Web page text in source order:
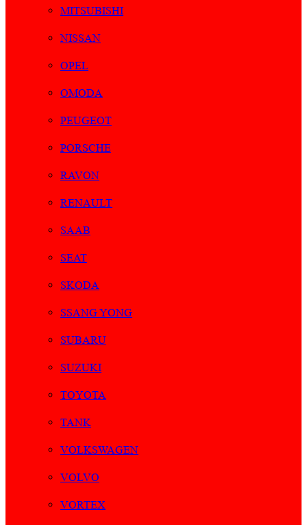
MITSUBISHI
NISSAN
OPEL
OMODA
PEUGEOT
PORSCHE
RAVON
RENAULT
SAAB
SEAT
SKODA
SSANG YONG
SUBARU
SUZUKI
TOYOTA
TANK
VOLKSWAGEN
VOLVO
VORTEX